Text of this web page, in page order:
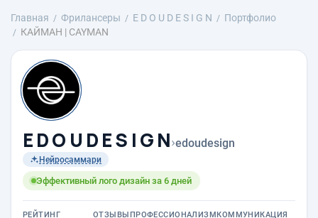
Главная Фрилансеры E D O U D E S I G N
Портфолио
КАЙМАН | CAYMAN
E D O U D E S I G N›edoudesign
Нейросаммари
Эффективный лого дизайн за 6 дней
РЕЙТИНГ ОТЗЫВЫПРОФЕССИОНАЛИЗМКОММУНИКАЦИЯ